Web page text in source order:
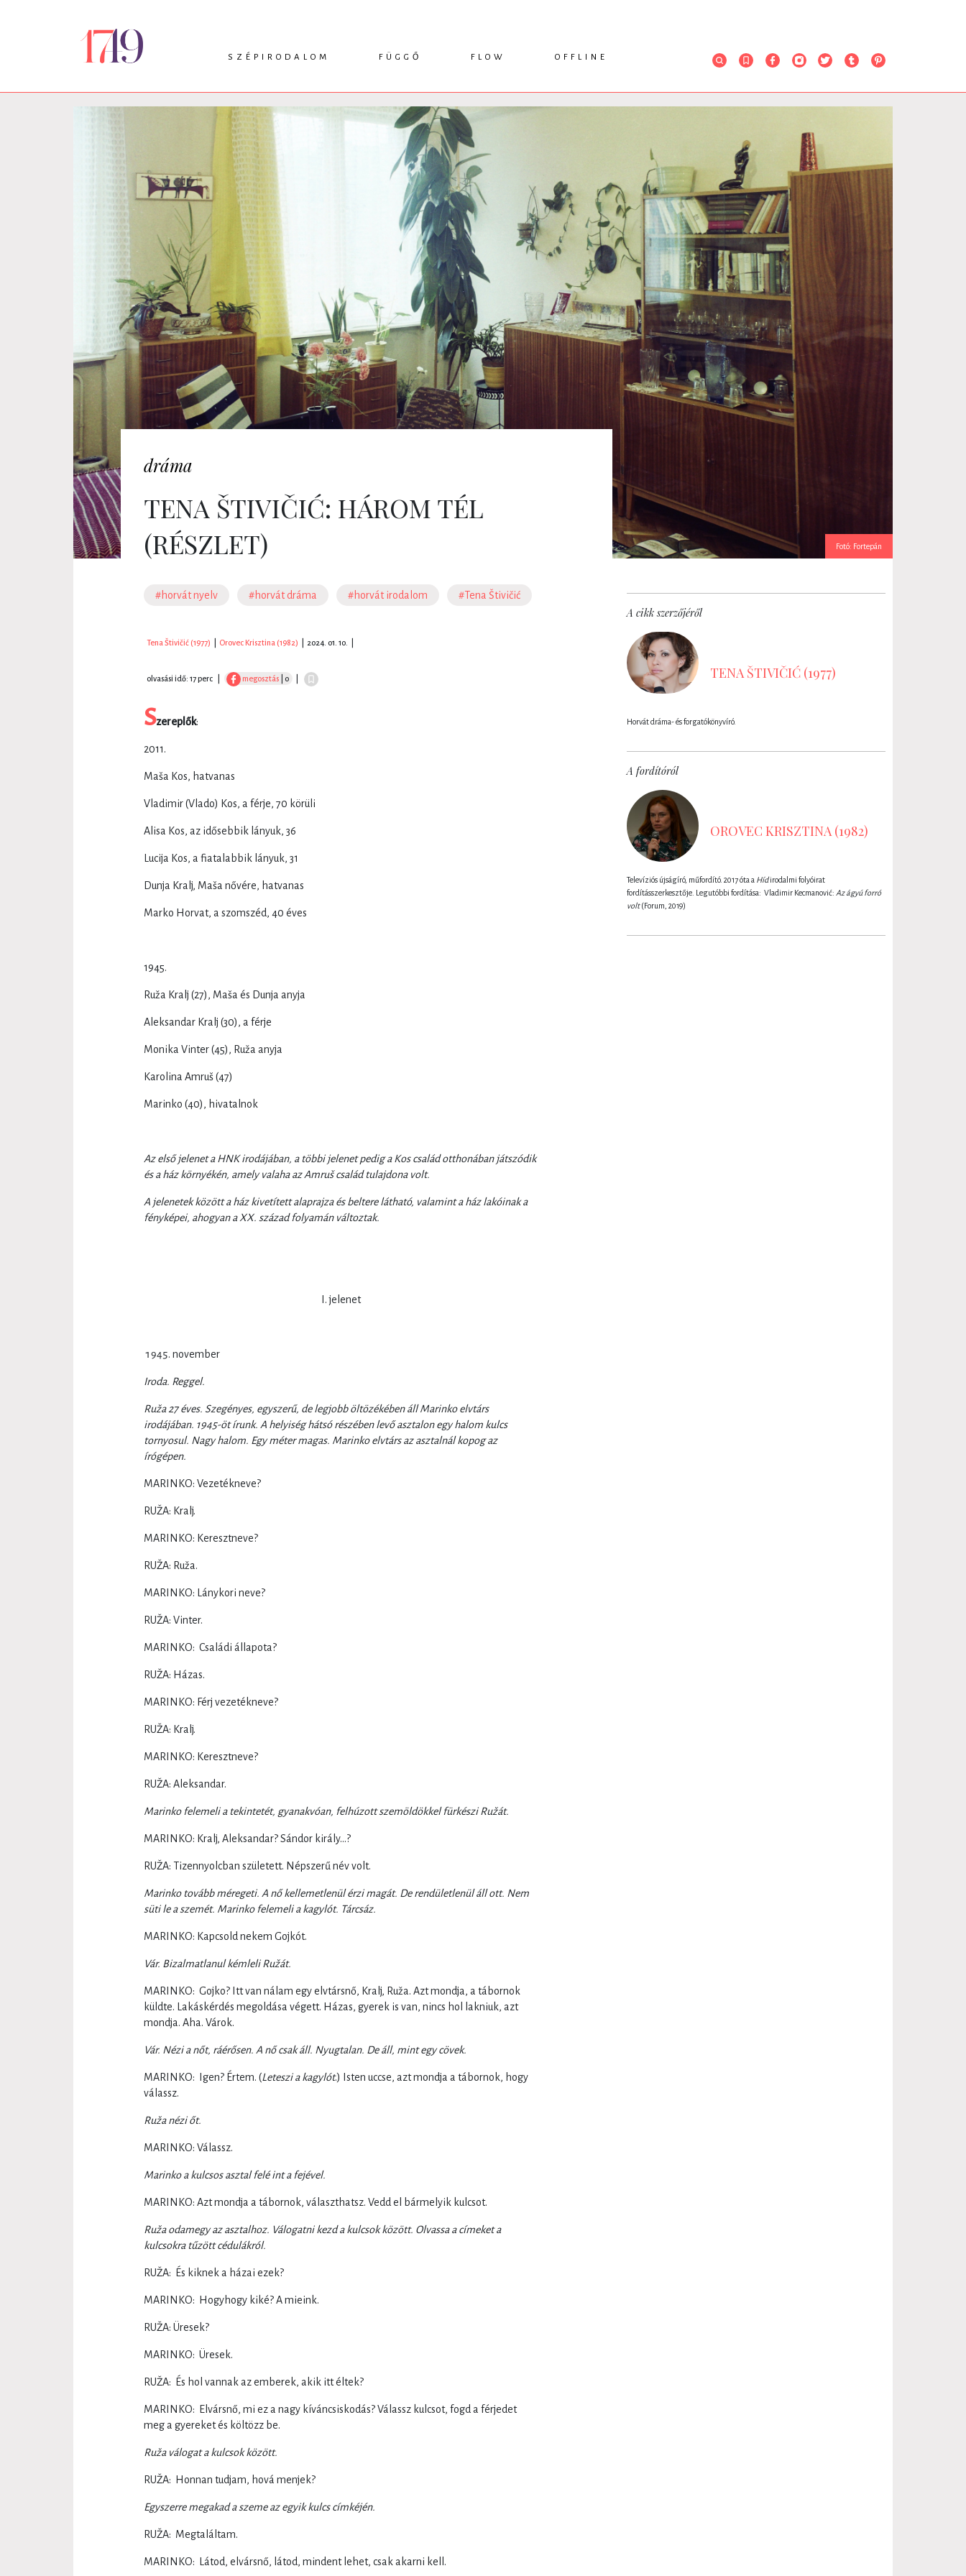
SZÉPIRODALOM
VERS
DRÁMA
FÜGGŐ
KRITIKA
PODCAST
FLOW
INTERJÚ
IKSZEK
TOPLISTA
OFFLINE
RENDEZVÉNYEK
Fotó: Fortepán
dráma
TENA ŠTIVIČIĆ: HÁROM TÉL
(RÉSZLET)
#horvát nyelv #horvát dráma #horvát irodalom #Tena Štivičić
Tena Štivičić (1977) Orovec Krisztina (1982) 2024. 01. 10.
olvasási idő: 17 perc megosztás | 0
Szereplők:
2011.
Maša Kos, hatvanas
Vladimir (Vlado) Kos, a férje, 70 körüli
Alisa Kos, az idősebbik lányuk, 36
Lucija Kos, a fiatalabbik lányuk, 31
Dunja Kralj, Maša nővére, hatvanas
Marko Horvat, a szomszéd, 40 éves
1945.
Ruža Kralj (27), Maša és Dunja anyja
Aleksandar Kralj (30), a férje
Monika Vinter (45), Ruža anyja
Karolina Amruš (47)
Marinko (40), hivatalnok
Az első jelenet a HNK irodájában, a többi jelenet pedig a Kos család otthonában játszódik
és a ház környékén, amely valaha az Amruš család tulajdona volt.
A jelenetek között a ház kivetített alaprajza és beltere látható, valamint a ház lakóinak a
fényképei, ahogyan a XX. század folyamán változtak.
I. jelenet
november
Iroda. Reggel.
Ruža 27 éves. Szegényes, egyszerű, de legjobb öltözékében áll Marinko elvtárs
irodájában. 1945-öt írunk. A helyiség hátsó részében levő asztalon egy halom kulcs
tornyosul. Nagy halom. Egy méter magas. Marinko elvtárs az asztalnál kopog az
írógépen.
MARINKO: Vezetékneve?
RUŽA: Kralj.
MARINKO: Keresztneve?
RUŽA: Ruža.
MARINKO: Lánykori neve?
RUŽA: Vinter.
MARINKO: Családi állapota?
RUŽA: Házas.
MARINKO: Férj vezetékneve?
RUŽA: Kralj.
MARINKO: Keresztneve?
RUŽA: Aleksandar.
Marinko felemeli a tekintetét, gyanakvóan, felhúzott szemöldökkel fürkészi Ružát.
MARINKO: Kralj, Aleksandar? Sándor király…?
RUŽA: Tizennyolcban született. Népszerű név volt.
Marinko tovább méregeti. A nő kellemetlenül érzi magát. De rendületlenül áll ott. Nem
süti le a szemét. Marinko felemeli a kagylót. Tárcsáz.
MARINKO: Kapcsold nekem Gojkót.
Vár. Bizalmatlanul kémleli Ružát.
MARINKO: Gojko? Itt van nálam egy elvtársnő, Kralj, Ruža. Azt mondja, a tábornok
küldte. Lakáskérdés megoldása végett. Házas, gyerek is van, nincs hol lakniuk, azt
mondja. Aha. Várok.
Vár. Nézi a nőt, ráérősen. A nő csak áll. Nyugtalan. De áll, mint egy cövek.
MARINKO: Igen? Értem. (Leteszi a kagylót.) Isten uccse, azt mondja a tábornok, hogy
válassz.
Ruža nézi őt.
MARINKO: Válassz.
Marinko a kulcsos asztal felé int a fejével.
MARINKO: Azt mondja a tábornok, választhatsz. Vedd el bármelyik kulcsot.
Ruža odamegy az asztalhoz. Válogatni kezd a kulcsok között. Olvassa a címeket a
kulcsokra tűzött cédulákról.
RUŽA: És kiknek a házai ezek?
MARINKO: Hogyhogy kiké? A mieink.
RUŽA: Üresek?
MARINKO: Üresek.
RUŽA: És hol vannak az emberek, akik itt éltek?
MARINKO: Elvársnő, mi ez a nagy kíváncsiskodás? Válassz kulcsot, fogd a férjedet
meg a gyereket és költözz be.
Ruža válogat a kulcsok között.
RUŽA: Honnan tudjam, hová menjek?
Egyszerre megakad a szeme az egyik kulcs címkéjén.
RUŽA: Megtaláltam.
MARINKO: Látod, elvársnő, látod, mindent lehet, csak akarni kell.
A cikk szerzőjéről
TENA ŠTIVIČIĆ (1977)
Horvát dráma- és forgatókönyvíró.
A fordítóról
OROVEC KRISZTINA (1982)
Televíziós újságíró, műfordító. 2017 óta a Hídirodalmi folyóirat
fordításszerkesztője. Legutóbbi fordítása: Vladimir Kecmanović: Az ágyú forró
volt(Forum, 2019)